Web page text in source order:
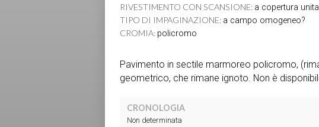
RIVESTIMENTO CON SCANSIONE: a copertura
TIPO DI IMPAGINAZIONE: a campo omogeneo?
CROMIA: policromo
Pavimento in sectile marmoreo policromo,
geometrico, che rimane ignoto. Non è
CRONOLOGIA
Non determinata